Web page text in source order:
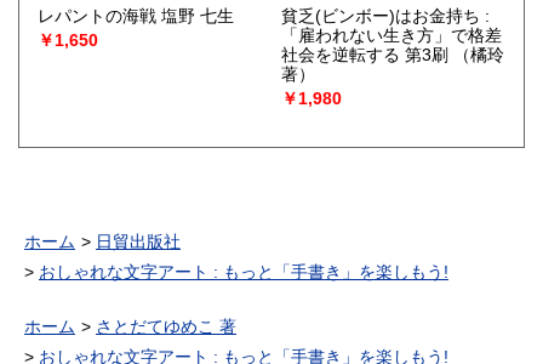
レパントの海戦 塩野 七生
￥1,650
貧乏(ビンボー)はお金持ち :
「雇われない生き方」で格差
社会を逆転する 第3刷
（橘玲
著）
￥1,980
ホーム
日貿出版社
おしゃれな文字アート : もっと「手書き」を楽しもう!
ホーム
さとだてゆめこ 著
おしゃれな文字アート : もっと「手書き」を楽しもう!